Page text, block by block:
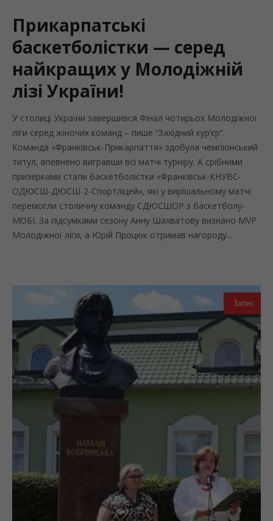
Прикарпатські
баскетболістки — серед
найкращих у Молодіжній
лізі України!
У столиці України завершився Фінал чотирьох Молодіжної
ліги серед жіночих команд – пише “Західний кур’єр“.
Команда «Франківськ-Прикарпаття» здобула чемпіонський
титул, впевнено вигравши всі матчі турніру. А срібними
призерками стали баскетболістки «Франківськ-КНУВС-
ОДЮСШ-ДЮСШ-2-Спортліцей», які у вирішальному матчі
перемогли столичну команду СДЮСШОР з баскетболу-
МОБІ. За підсумками сезону Анну Шахватову визнано MVP
Молодіжної ліги, а Юрій Процюк отримав нагороду...
Запис